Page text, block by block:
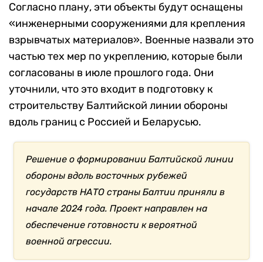
Согласно плану, эти объекты будут оснащены
«инженерными сооружениями для крепления
взрывчатых материалов». Военные назвали это
частью тех мер по укреплению, которые были
согласованы в июле прошлого года. Они
уточнили, что это входит в подготовку к
строительству Балтийской линии обороны
вдоль границ с Россией и Беларусью.
Решение о формировании Балтийской линии
обороны вдоль восточных рубежей
государств НАТО страны Балтии приняли в
начале 2024 года. Проект направлен на
обеспечение готовности к вероятной
военной агрессии.